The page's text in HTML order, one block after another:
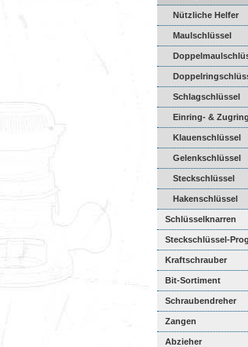
umsch...
Nützliche Helfer
Maulschlüssel
Schlagschlüssel
Einring- &
Klauenschlüssel
Gelenkschlüssel
Steckschlüssel
Hakenschlüssel
Schlüsselknarren
Steckschlüssel-
Kraftschrauber
Bit-Sortiment
Schraubendreher
Zangen
Abzieher